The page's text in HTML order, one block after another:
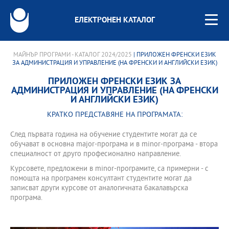
ЕЛЕКТРОНЕН КАТАЛОГ
МАЙНЪР ПРОГРАМИ - КАТАЛОГ 2024/2025 | ПРИЛОЖЕН ФРЕНСКИ ЕЗИК
ЗА АДМИНИСТРАЦИЯ И УПРАВЛЕНИЕ (НА ФРЕНСКИ И АНГЛИЙСКИ ЕЗИК)
ПРИЛОЖЕН ФРЕНСКИ ЕЗИК ЗА
АДМИНИСТРАЦИЯ И УПРАВЛЕНИЕ (НА ФРЕНСКИ
И АНГЛИЙСКИ ЕЗИК)
КРАТКО ПРЕДСТАВЯНЕ НА ПРОГРАМАТА:
След първата година на обучение студентите могат да се
обучават в основна major-програма и в minor-програма - втора
специалност от друго професионално направление.
Курсовете, предложени в minor-програмите, са примерни - с
помощта на програмен консултант студентите могат да
записват други курсове от аналогичната бакалавърска
програма.